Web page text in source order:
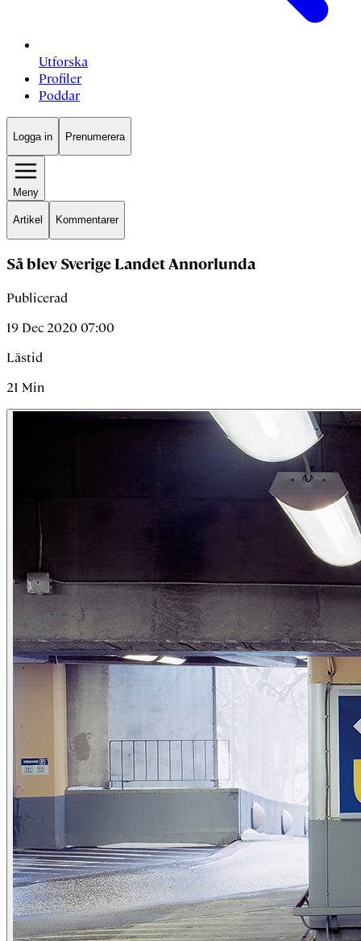
Utforska
Profiler
Poddar
Logga in Prenumerera
Meny
Artikel Kommentarer
Så blev Sverige Landet Annorlunda
Publicerad
19 Dec 2020 07:00
Lästid
21 Min